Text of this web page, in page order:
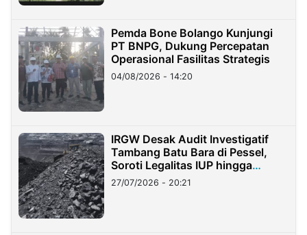
Pemda Bone Bolango Kunjungi
PT BNPG, Dukung Percepatan
Operasional Fasilitas Strategis
04/08/2026 - 14:20
IRGW Desak Audit Investigatif
Tambang Batu Bara di Pessel,
Soroti Legalitas IUP hingga
Stockpile
27/07/2026 - 20:21